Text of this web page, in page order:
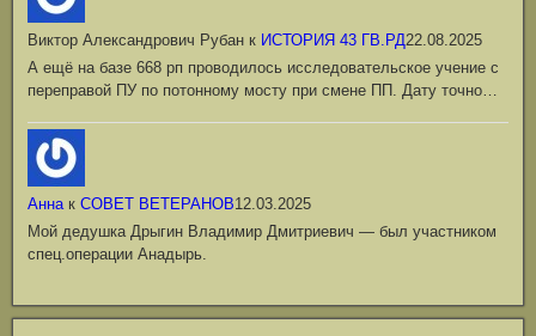
Виктор Александрович Рубан к ИСТОРИЯ 43 ГВ.РД22.08.2025
А ещё на базе 668 рп проводилось исследовательское учение с
переправой ПУ по потонному мосту при смене ПП. Дату точно…
Аннак СОВЕТ ВЕТЕРАНОВ12.03.2025
Мой дедушка Дрыгин Владимир Дмитриевич — был участником
спец.операции Анадырь.